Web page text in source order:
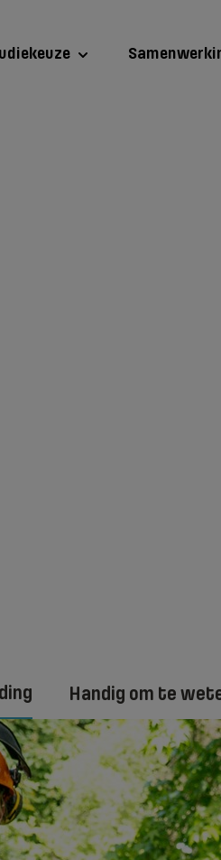
Handig om te
is heel erg